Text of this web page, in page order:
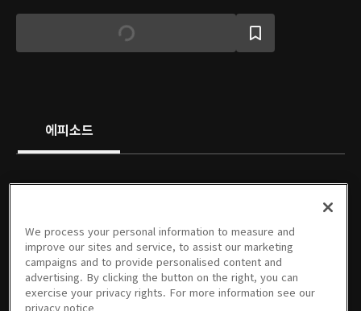
에피소드
01회
07/24/2010 • 45분
02회
07/31/2010 • 45분
03회
08/07/2010 • 46분
04회
08/14/2010 • 45분
05회
08/21/2010 • 45분
We process your personal information to measure and
improve our sites and service, to assist our marketing
campaigns and to provide personalised content and
advertising. By clicking the button on the right, you can
exercise your privacy rights. For more information see our
privacy notice